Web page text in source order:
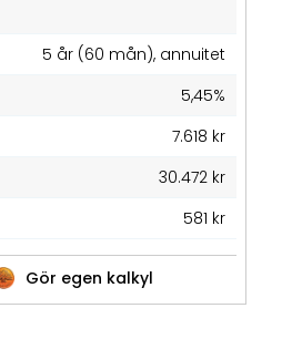
5 år (60 mån), annuitet
5,45%
7.618 kr
30.472 kr
581 kr
Gör egen kalkyl